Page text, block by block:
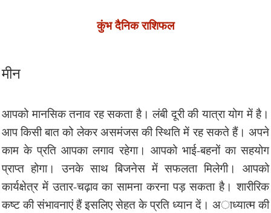
कुंभ दैनिक राशिफल
मीन
आपको मानसिक तनाव रह सकता है। लंबी दूरी की यात्रा योग में है।
आप किसी बात को लेकर असमंजस की स्थिति में रह सकते हैं। अपने
काम के प्रति आपका लगाव रहेगा। आपको भाई-बहनों का सहयोग
प्राप्त होगा। उनके साथ बिजनेस में सफलता मिलेगी। आपको
कार्यक्षेत्र में उतार-चढ़ाव का सामना करना पड़ सकता है। शारीरिक
कष्ट की संभावनाएं हैं इसलिए सेहत के प्रति ध्यान दें। अाध्यात्म की